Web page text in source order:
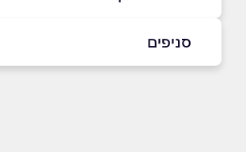
סניפים